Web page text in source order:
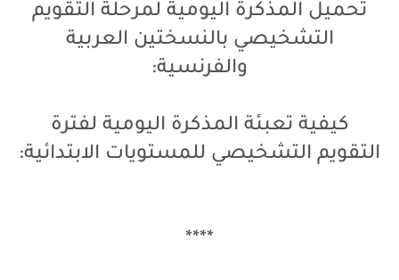
تحميل المذكرة اليومية لمرحلة التقويم
التشخيصي بالنسختين العربية
والفرنسية:
كيفية تعبئة المذكرة اليومية لفترة
التقويم التشخيصي للمستويات الابتدائية:
****